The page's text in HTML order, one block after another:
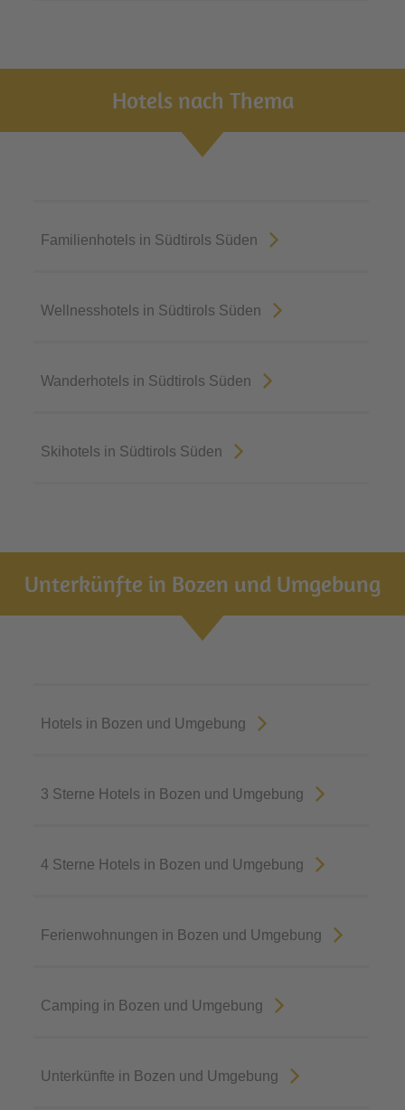
Hotels nach Thema
Familienhotels in Südtirols Süden
Wellnesshotels in Südtirols Süden
Wanderhotels in Südtirols Süden
Skihotels in Südtirols Süden
Unterkünfte in Bozen und Umgebung
Hotels in Bozen und Umgebung
3 Sterne Hotels in Bozen und Umgebung
4 Sterne Hotels in Bozen und Umgebung
Ferienwohnungen in Bozen und Umgebung
Camping in Bozen und Umgebung
Unterkünfte in Bozen und Umgebung